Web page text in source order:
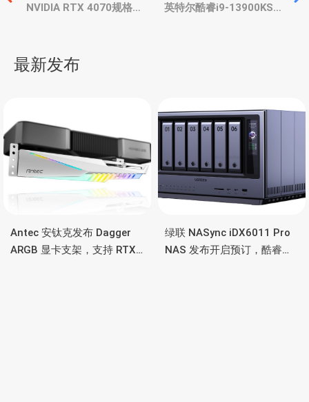
章
航
NVIDIA RTX 4070规格新
英特尔酷睿i9-13900KS单
最新发布
Antec 安钛克发布 Dagger
ARGB 显卡支架，支持 RTX
绿联 NASync iDX6011 Pro
NAS 发布开启预订，酷睿